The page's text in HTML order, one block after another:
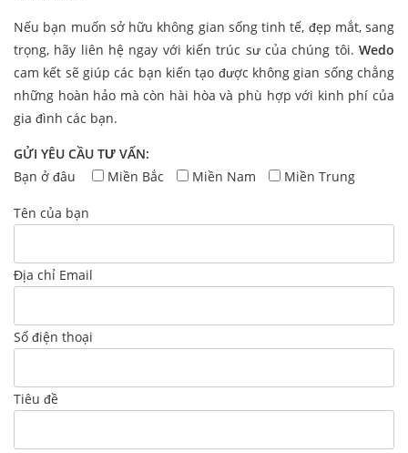
Nếu bạn muốn sở hữu không gian sống tinh tế, đẹp mắt, sang
trọng, hãy liên hệ ngay với kiến trúc sư của chúng tôi. Wedo
cam kết sẽ giúp các bạn kiến tạo được không gian sống chẳng
những hoàn hảo mà còn hài hòa và phù hợp với kinh phí của
gia đình các bạn.
GỬI YÊU CẦU TƯ VẤN:
Bạn ở đâu
Miền Bắc Miền Nam Miền Trung
Tên của bạn
Địa chỉ Email
Số điện thoại
Tiêu đề